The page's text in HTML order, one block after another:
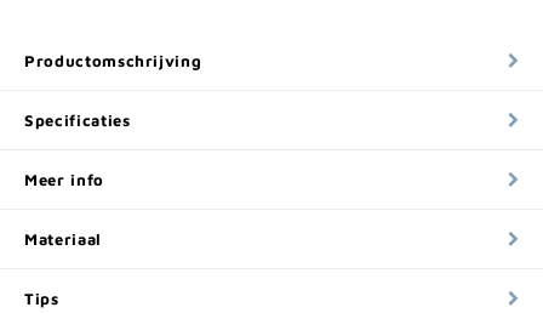
Productomschrijving
Specificaties
Meer info
Materiaal
Tips